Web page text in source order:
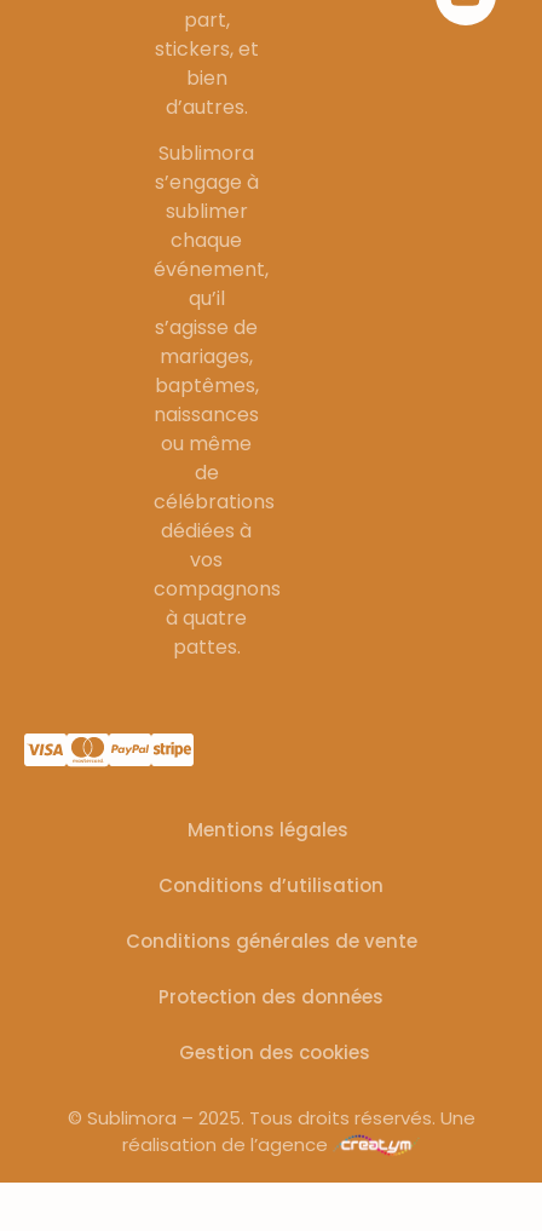
part,
stickers, et
bien
d’autres.
Sublimora
s’engage à
sublimer
chaque
événement,
qu’il
s’agisse de
mariages,
baptêmes,
naissances
ou même
de
célébrations
dédiées à
vos
compagnons
à quatre
pattes.
Mentions légales
Conditions d’utilisation
Conditions générales de vente
Protection des données
Gestion des cookies
© Sublimora – 2025. Tous droits réservés. Une
réalisation de l’agence